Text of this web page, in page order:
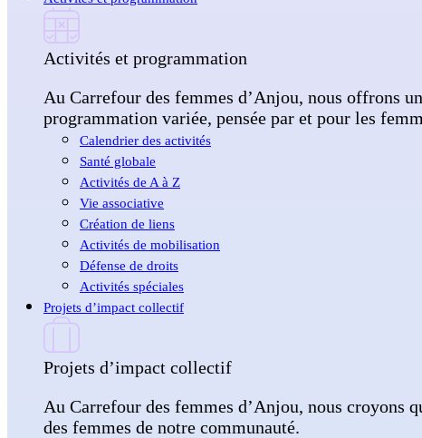
Activités et programmation
Au Carrefour des femmes d’Anjou, nous offrons
programmation variée, pensée par et pour les
Calendrier des activités
Santé globale
Activités de A à Z
Vie associative
Création de liens
Activités de mobilisation
Défense de droits
Activités spéciales
Projets d’impact collectif
Projets d’impact collectif
Au Carrefour des femmes d’Anjou, nous croyons
des femmes de notre communauté.